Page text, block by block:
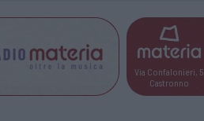
Via Confalonieri, 5
Castronno